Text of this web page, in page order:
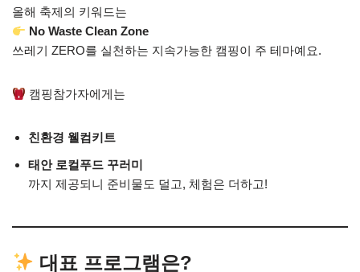
올해 축제의 키워드는
No Waste Clean Zone
쓰레기 ZERO를 실천하는 지속가능한 캠핑이 주 테마예요.
캠핑참가자에게는
친환경 웰컴키트
태안 로컬푸드 꾸러미
까지 제공되니 준비물도 덜고, 체험은 더하고!
대표 프로그램은?